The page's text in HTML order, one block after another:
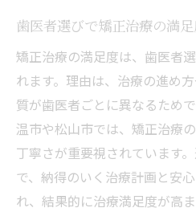
矯正治療を始める前
内容
歯医者でわかる矯正費用
歯医者で提示される
意点
矯正治療費用の相場
ついて
歯医者選びで矯正治療の満
矯正治療の満足度は、歯医者
れます。理由は、治療の進め
質が歯医者ごとに異なるため
温市や松山市では、矯正治療
丁寧さが重要視されています
で、納得のいく治療計画と安
れ、結果的に治療満足度が高ま